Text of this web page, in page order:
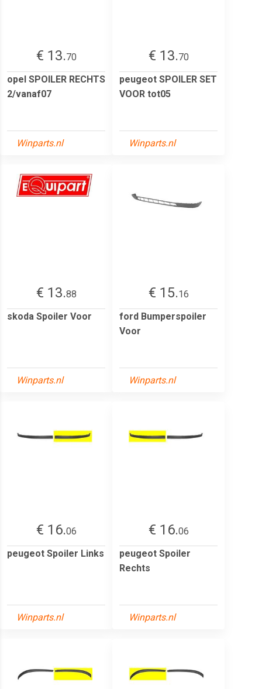
€ 13.70
opel SPOILER RECHTS
2/vanaf07
Winparts.nl
€ 13.70
peugeot SPOILER SET
VOOR tot05
Winparts.nl
€ 13.88
skoda Spoiler Voor
Winparts.nl
€ 15.16
ford Bumperspoiler
Voor
Winparts.nl
€ 16.06
peugeot Spoiler Links
Winparts.nl
€ 16.06
peugeot Spoiler
Rechts
Winparts.nl